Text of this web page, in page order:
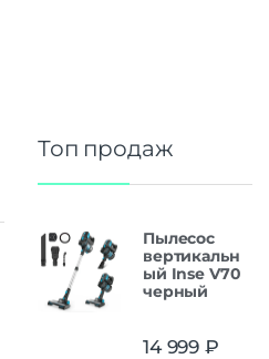
Топ продаж
Пылесос
вертикальн
ый Inse V70
черный
14 999 ₽